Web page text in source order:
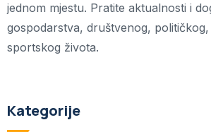
jednom mjestu. Pratite aktualnosti i
gospodarstva, društvenog,
sportskog života.
Kategorije